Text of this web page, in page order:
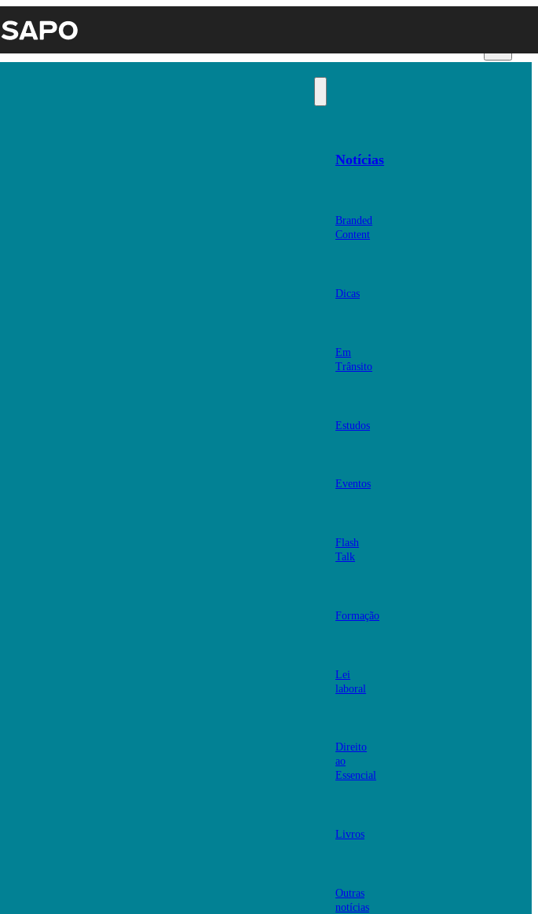
Notícias
Branded
Content
Dicas
Em
Trânsito
Estudos
Eventos
Flash
Talk
Formação
Lei
laboral
Direito
ao
Essencial
Livros
Outras
notícias